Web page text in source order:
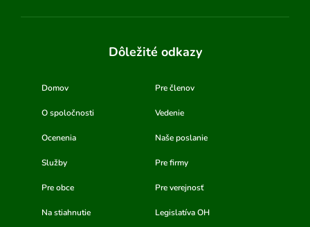
Dôležité odkazy
Domov Pre členov
O spoločnosti Vedenie
Ocenenia Naše poslanie
Služby Pre firmy
Pre obce Pre verejnosť
Na stiahnutie Legislatíva OH